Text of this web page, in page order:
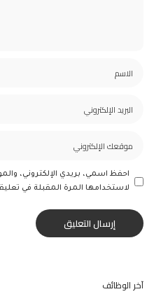
احفظ اسمي، بريدي الإلكتروني،
لاستخدامها المرة المقبلة في
آخر الوظائف